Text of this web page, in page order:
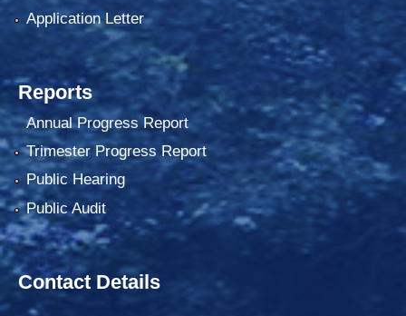
Application Letter
Reports
Annual Progress Report
Trimester Progress Report
Public Hearing
Public Audit
Contact Details